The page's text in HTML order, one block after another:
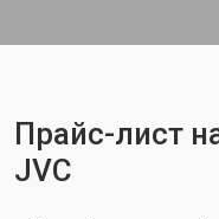
Прайс-лист
JVC